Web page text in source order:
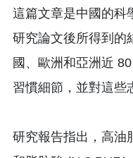
這篇文章是中國的科
研究論文後所得到的
國、歐洲和亞洲近
習慣細節，並對這些
研究報告指出，高油